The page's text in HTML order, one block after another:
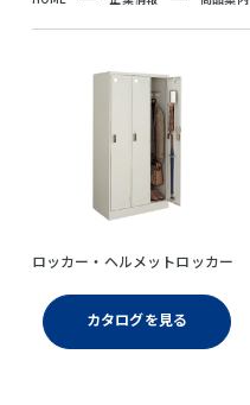
ロッカー・ヘルメットロッカー
カタログを見る